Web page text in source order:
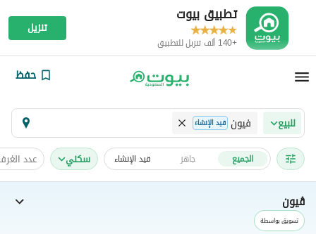
تطبيق بيوت
+140 ألف تنزيل للتطبيق
تنزيل
حفظ
للبيع فيون قيد الإنشاء
الجميع جاهز قيد الإنشاء سكني عدد
ڤيون
تسويق بواسطة